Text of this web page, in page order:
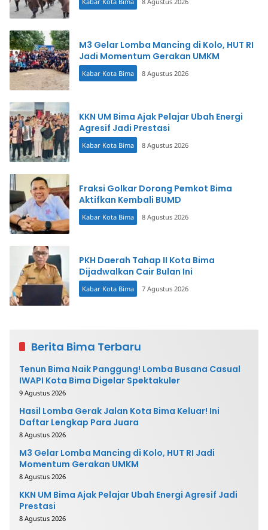
M3 Gelar Lomba Mancing di Kolo, HUT RI
Jadi Momentum Gerakan UMKM
Kabar Kota Bima 8 Agustus 2026
KKN UM Bima Ajak Pelajar Ubah Energi
Agresif Jadi Prestasi
Kabar Kota Bima 8 Agustus 2026
Fraksi Golkar Dorong Pemkot Bima
Aktifkan Kembali BUMD
Kabar Kota Bima 8 Agustus 2026
PKH Daerah Tahap II Kota Bima
Dijadwalkan Cair Bulan Ini
Kabar Kota Bima 7 Agustus 2026
Berita Bima Terbaru
Tenun Bima Naik Panggung! Lomba Busana Casual
IWAPI Kota Bima Digelar Spektakuler
9 Agustus 2026
Hasil Lomba Gerak Jalan Kota Bima Keluar! Ini
Daftar Lengkap Para Juara
8 Agustus 2026
M3 Gelar Lomba Mancing di Kolo, HUT RI Jadi
Momentum Gerakan UMKM
8 Agustus 2026
KKN UM Bima Ajak Pelajar Ubah Energi Agresif Jadi
Prestasi
8 Agustus 2026